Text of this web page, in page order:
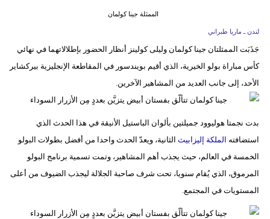
الممثلة جينا كولمان
لندن ـ ماريا طبراني
جَذَبَت الممثلتان جينا كولمان وليلى كولينز أنظار الحضور بإطلالاتهما في نهائي
كأس مباراة بولو الخيرية، الذي أقيم بويندسور في المقاطعة الإنجليزية بيركشاير
الأحد، إلى جانب العديد من المشاهير الآخرين.
بدت نجمتا هوليوود جميلتين بألوان الباستيل الأنيقة في هذا الحدث الذي
استضافته الملكة إليزابيث الثانية، ويعدّ الحدث واحدا من أفضل بطولات البولو
الخمسة في العالم، حيث يجذب أهم المشاهير، وتمت تسمية برنامج البولو
المرموق، الذي يُقام سنويا، تحت شرف صاحبة الجلالة ليجذب الضيوف من أعلى
المستويات في المجتمع.